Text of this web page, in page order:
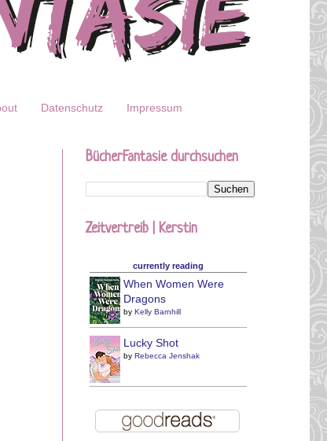
Datenschutz Impressum
BücherFantasie durchsuchen
Zeitvertreib | Kerstin
currently reading
When Women Were
Dragons
by Kelly Barnhill
Lucky Shot
by Rebecca Jenshak